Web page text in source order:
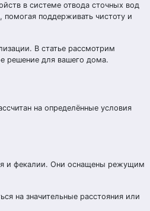
в системе отвода сточных вод
помогая поддерживать чистоту и
В статье рассмотрим
решение для вашего дома.
на определённые условия
и фекалии. Они оснащены режущим
на значительные расстояния или